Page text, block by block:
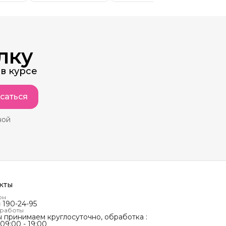
курсе
190-24-95
принимаем круглосуточно, обработка :
- 19:00